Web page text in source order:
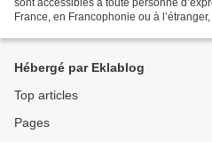
sont accessibles à toute personne
France, en Francophonie ou à
Hébergé par Eklablog
Top articles
Pages